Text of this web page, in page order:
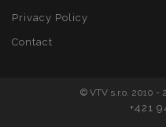
Privacy Policy
Contact
© VTV s.r.o. 2010 -
+421
Strictly necessary
functionality such